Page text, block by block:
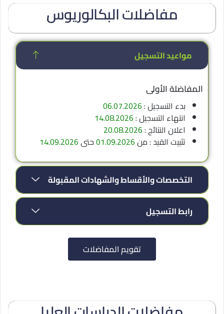
مفاضلات البكالوريوس
مواعيد التسجيل
المفاضلة الأولى
بدء التسجيل :06.07.2026
انتهاء التسجيل :14.08.2026
اعلان النتائج :20.08.2026
تثبيت القيد : من01.09.2026حتى14.09.2026
التخصصات والأقساط والشهادات المقبولة
رابط التسجيل
تقويم المفاضلات